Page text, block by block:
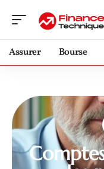
Assurer Bourse